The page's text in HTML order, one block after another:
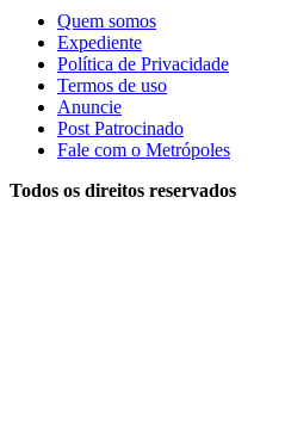
Quem somos
Expediente
Política de Privacidade
Termos de uso
Anuncie
Post Patrocinado
Fale com o Metrópoles
Todos os direitos reservados